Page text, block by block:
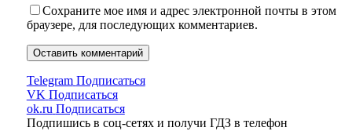
Сохраните мое имя и адрес электронной почты в этом
браузере, для последующих комментариев.
Telegram Подписаться
VK Подписаться
ok.ru Подписаться
Подпишись в соц-сетях и получи ГДЗ в телефон